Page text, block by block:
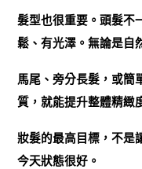
髮型也很重要。頭髮不
鬆、有光澤。無論是自
馬尾、旁分長髮，或簡
質，就能提升整體精緻
妝髮的最高目標，不是
今天狀態很好。